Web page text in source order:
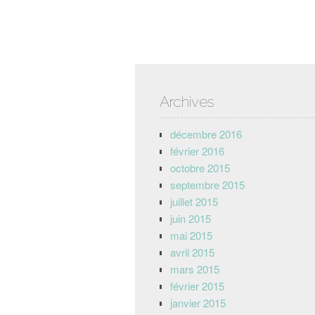
Archives
décembre 2016
février 2016
octobre 2015
septembre 2015
juillet 2015
juin 2015
mai 2015
avril 2015
mars 2015
février 2015
janvier 2015